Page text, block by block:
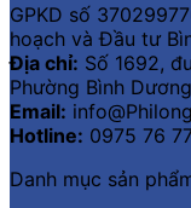
GPKD số
hoạch và Đầu tư
Địa chỉ: Số 1692,
Phường Bình
Email:
Hotline: 0975 76
Danh mục sản